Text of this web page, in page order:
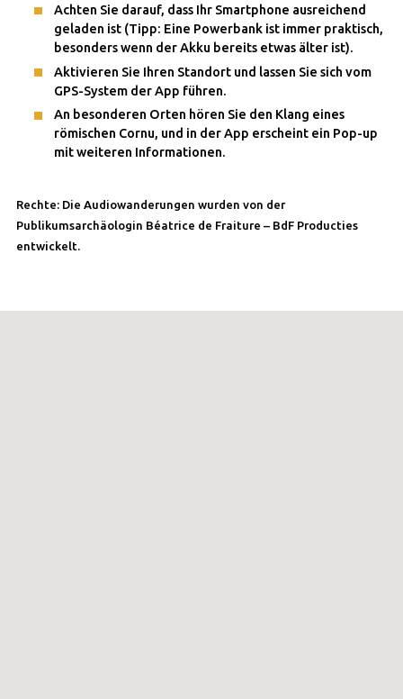
Achten Sie darauf, dass Ihr Smartphone ausreichend
geladen ist (Tipp: Eine Powerbank ist immer praktisch,
besonders wenn der Akku bereits etwas älter ist).
Aktivieren Sie Ihren Standort und lassen Sie sich vom
GPS-System der App führen.
An besonderen Orten hören Sie den Klang eines
römischen Cornu, und in der App erscheint ein Pop-up
mit weiteren Informationen.
Rechte: Die Audiowanderungen wurden von der
Publikumsarchäologin Béatrice de Fraiture – BdF Producties
entwickelt.